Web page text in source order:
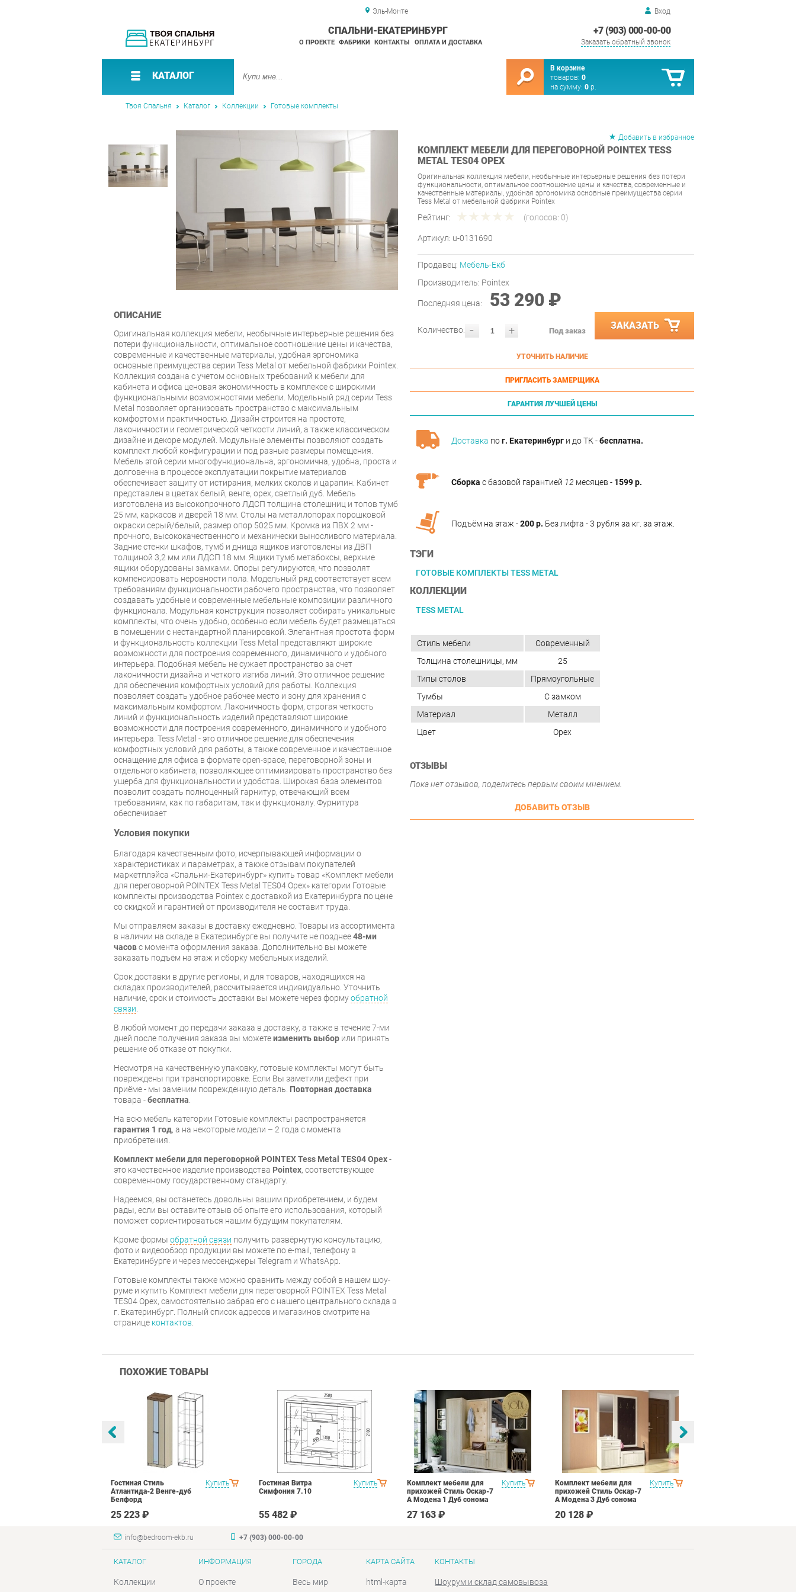
Эль-Монте Вход
+7 (903) 000-00-00
Заказать обратный звонок
СПАЛЬНИ-ЕКАТЕРИНБУРГ
О ПРОЕКТЕ ФАБРИКИ КОНТАКТЫ ОПЛАТА И ДОСТАВКА
КАТАЛОГ
В корзине
товаров: 0
на сумму: 0 р.
Твоя Спальня Каталог Коллекции Готовые комплекты
Добавить в избранное
КОМПЛЕКТ МЕБЕЛИ ДЛЯ ПЕРЕГОВОРНОЙ POINTEX TESS
METAL TES04 ОРЕХ
Оригинальная коллекция мебели, необычные интерьерные решения без потери
функциональности, оптимальное соотношение цены и качества, современные и
качественные материалы, удобная эргономика основные преимущества серии
Tess Metal от мебельной фабрики Pointex
Рейтинг: (голосов: 0)
Артикул: u-0131690
Продавец: Мебель-Екб
Производитель: Pointex
Последняя цена: 53 290 ₽
- +
Количество: Под заказ ЗАКАЗАТЬ
УТОЧНИТЬ НАЛИЧИЕ
ПРИГЛАСИТЬ ЗАМЕРЩИКА
ГАРАНТИЯ ЛУЧШЕЙ ЦЕНЫ
Доставка пог. Екатеринбург и до ТК -бесплатна.
Сборка с базовой гарантией 12 месяцев - 1599 р.
Подъём на этаж -200 р. Без лифта - 3 рубля за кг. за этаж.
ТЭГИ
ГОТОВЫЕ КОМПЛЕКТЫ TESS METAL
КОЛЛЕКЦИИ
TESS METAL
ОПИСАНИЕ
Оригинальная коллекция мебели, необычные интерьерные решения без
потери функциональности, оптимальное соотношение цены и качества,
современные и качественные материалы, удобная эргономика
основные преимущества серии Tess Metal от мебельной фабрики Pointex.
Коллекция создана с учетом основных требований к мебели для
кабинета и офиса ценовая экономичность в комплексе с широкими
функциональными возможностями мебели. Модельный ряд серии Tess
Metal позволяет организовать пространство с максимальным
комфортом и практичностью. Дизайн строится на простоте,
лаконичности и геометрической четкости линий, а также классическом
дизайне и декоре модулей. Модульные элементы позволяют создать
комплект любой конфигурации и под разные размеры помещения.
Мебель этой серии многофункциональна, эргономична, удобна, проста и
долговечна в процессе эксплуатации покрытие материалов
обеспечивает защиту от истирания, мелких сколов и царапин. Кабинет
представлен в цветах белый, венге, орех, светлый дуб. Мебель
изготовлена из высокопрочного ЛДСП толщина столешниц и топов тумб
25 мм, каркасов и дверей 18 мм. Столы на металлопорах порошковой
окраски серый/белый, размер опор 5025 мм. Кромка из ПВХ 2 мм -
прочного, высококачественного и механически выносливого материала.
Задние стенки шкафов, тумб и днища ящиков изготовлены из ДВП
толщиной 3,2 мм или ЛДСП 18 мм. Ящики тумб метабоксы, верхние
ящики оборудованы замками. Опоры регулируются, что позволят
компенсировать неровности пола. Модельный ряд соответствует всем
требованиям функциональности рабочего пространства, что позволяет
создавать удобные и современные мебельные композиции различного
функционала. Модульная конструкция позволяет собирать уникальные
комплекты, что очень удобно, особенно если мебель будет размещаться
в помещении с нестандартной планировкой. Элегантная простота форм
и функциональность коллекции Tess Metal представляют широкие
возможности для построения современного, динамичного и удобного
интерьера. Подобная мебель не сужает пространство за счет
лаконичности дизайна и четкого изгиба линий. Это отличное решение
для обеспечения комфортных условий для работы. Коллекция
позволяет создать удобное рабочее место и зону для хранения с
максимальным комфортом. Лаконичность форм, строгая четкость
линий и функциональность изделий представляют широкие
возможности для построения современного, динамичного и удобного
интерьера. Tess Metal - это отличное решение для обеспечения
комфортных условий для работы, а также современное и качественное
оснащение для офиса в формате open-space, переговорной зоны и
отдельного кабинета, позволяющее оптимизировать пространство без
ущерба для функциональности и удобства. Широкая база элементов
позволит создать полноценный гарнитур, отвечающий всем
требованиям, как по габаритам, так и функционалу. Фурнитура
обеспечивает
Условия покупки
Благодаря качественным фото, исчерпывающей информации о
характеристиках и параметрах, а также отзывам покупателей
маркетплэйса «Спальни-Екатеринбург» купить товар «Комплект мебели
для переговорной POINTEX Tess Metal TES04 Орех» категории Готовые
комплекты производства Pointex с доставкой из Екатеринбурга по цене
со скидкой и гарантией от производителя не составит труда.
Мы отправляем заказы в доставку ежедневно. Товары из ассортимента
в наличии на складе в Екатеринбурге вы получите не позднее48-ми
часовс момента оформления заказа. Дополнительно вы можете
заказать подъём на этаж и сборку мебельных изделий.
Срок доставки в другие регионы, и для товаров, находящихся на
складах производителей, рассчитывается индивидуально. Уточнить
наличие, срок и стоимость доставки вы можете через формуобратной
связи.
В любой момент до передачи заказа в доставку, а также в течение 7-ми
дней после получения заказа вы можетеизменить выбор или принять
решение об отказе от покупки.
Несмотря на качественную упаковку, готовые комплекты могут быть
повреждены при транспортировке. Если Вы заметили дефект при
приёме - мы заменим поврежденную деталь. Повторная доставка
товара -бесплатна.
На всю мебель категории Готовые комплекты распространяется
гарантия 1 год, а на некоторые модели – 2 года с момента
приобретения.
Комплект мебели для переговорной POINTEX Tess Metal TES04 Орех-
это качественное изделие производства Pointex, соответствующее
современному государственному стандарту.
Надеемся, вы останетесь довольны вашим приобретением, и будем
рады, если вы оставите отзыв об опыте его использования, который
поможет сориентироваться нашим будущим покупателям.
Кроме формы обратной связи получить развёрнутую консультацию,
фото и видеообзор продукции вы можете по e-mail, телефону в
Екатеринбурге и через мессенджеры Telegram и WhatsApp.
Готовые комплекты также можно сравнить между собой в нашем шоу-
руме и купить Комплект мебели для переговорной POINTEX Tess Metal
TES04 Орех, самостоятельно забрав его с нашего центрального склада в
г. Екатеринбург. Полный список адресов и магазинов смотрите на
странице контактов.
Стиль мебели
Современный
Толщина столешницы, мм
25
Типы столов
Прямоугольные
Тумбы
С замком
Материал
Металл
Цвет
Орех
ОТЗЫВЫ
Пока нет отзывов, поделитесь первым своим мнением.
ДОБАВИТЬ ОТЗЫВ
ПОХОЖИЕ ТОВАРЫ
Купить
Гостиная Стиль
Атлантида-2 Венге-дуб
Белфорд
25 223 ₽
Купить
Гостиная Витра
Симфония 7.10
55 482 ₽
Купить
Комплект мебели для
прихожей Стиль Оскар-7
А Модена 1 Дуб сонома
27 163 ₽
Купить
Комплект мебели для
прихожей Стиль Оскар-7
А Модена 3 Дуб сонома
20 128 ₽
info@bedroom-ekb.ru +7 (903) 000-00-00
КАТАЛОГ
Коллекции
ИНФОРМАЦИЯ
О проекте
ГОРОДА
Весь мир
КАРТА САЙТА
html-карта
КОНТАКТЫ
Шоурум и склад самовывоза